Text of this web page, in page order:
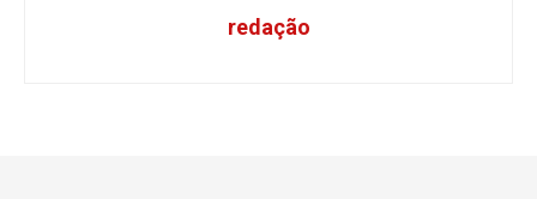
redação